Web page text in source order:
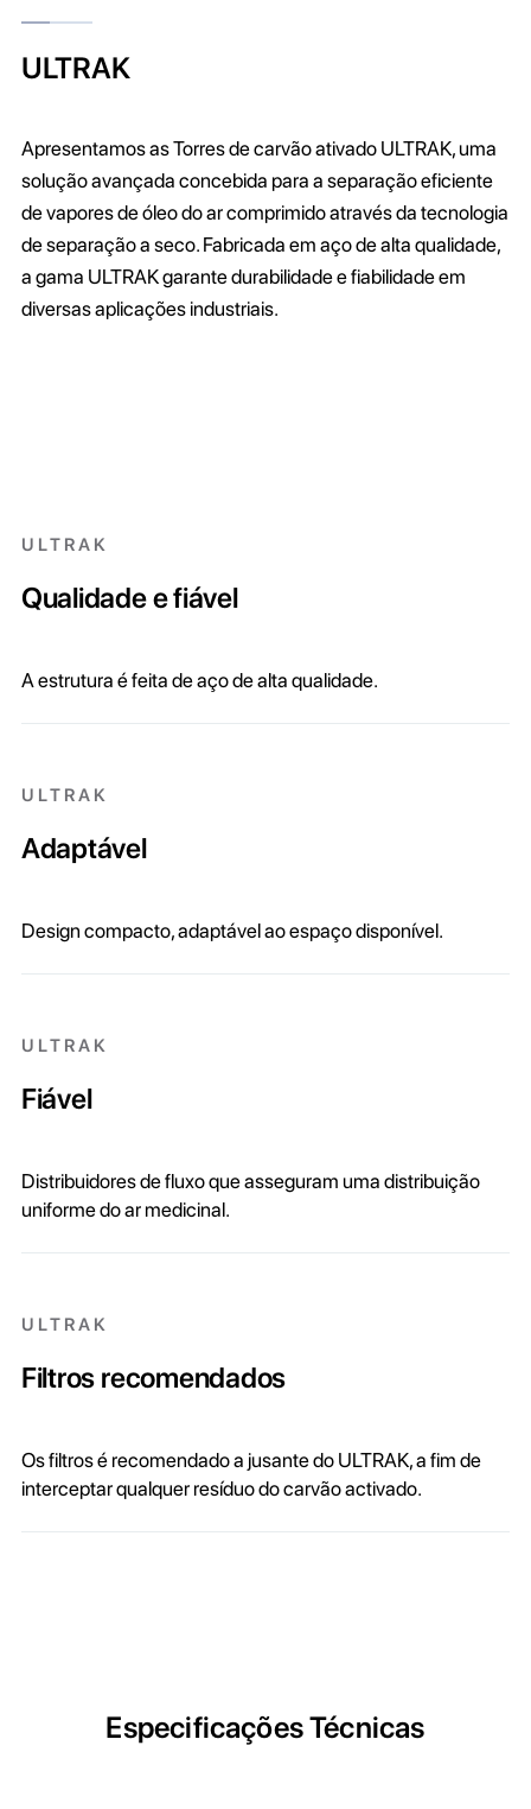
ULTRAK
Apresentamos as Torres de carvão ativado ULTRAK, uma
solução avançada concebida para a separação eficiente
de vapores de óleo do ar comprimido através da tecnologia
de separação a seco. Fabricada em aço de alta qualidade,
a gama ULTRAK garante durabilidade e fiabilidade em
diversas aplicações industriais.
ULTRAK
Qualidade e fiável
A estrutura é feita de aço de alta qualidade.
ULTRAK
Adaptável
Design compacto, adaptável ao espaço disponível.
ULTRAK
Fiável
Distribuidores de fluxo que asseguram uma distribuição
uniforme do ar medicinal.
ULTRAK
Filtros recomendados
Os filtros é recomendado a jusante do ULTRAK, a fim de
interceptar qualquer resíduo do carvão activado.
Especificações Técnicas